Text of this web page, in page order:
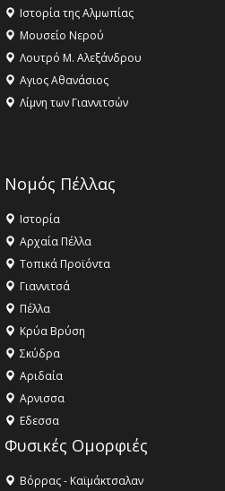
Ιστορία της Αλμωπίας
Μουσείο Νερού
Λουτρό Μ. Αλεξάνδρου
Αγιος Αθανάσιος
Λίμνη των Γιαννιτσών
Νομός Πέλλας
Ιστορία
Αρχαία Πέλλα
Τοπικά Προϊόντα
Γιαννιτσά
Πέλλα
Κρύα Βρύση
Σκύδρα
Αριδαία
Aρνισσα
Eδεσσα
Φυσικές Ομορφιές
Βόρρας - Καϊμάκτσαλαν